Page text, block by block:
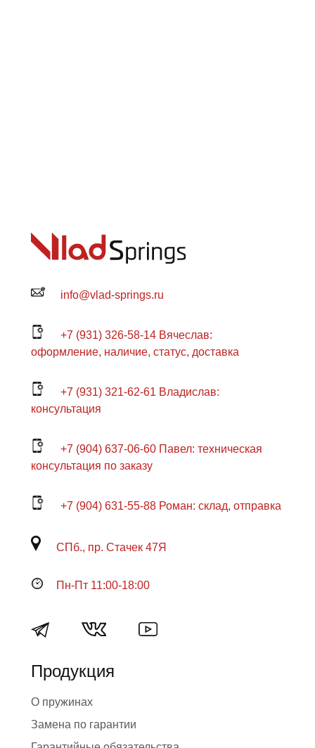
info@vlad-springs.ru
+7 (931) 326-58-14 Вячеслав:
оформление, наличие, статус, доставка
+7 (931) 321-62-61 Владислав:
консультация
+7 (904) 637-06-60 Павел: техническая
консультация по заказу
+7 (904) 631-55-88 Роман: склад, отправка
СПб., пр. Стачек 47Я
Пн-Пт 11:00-18:00
Продукция
О пружинах
Замена по гарантии